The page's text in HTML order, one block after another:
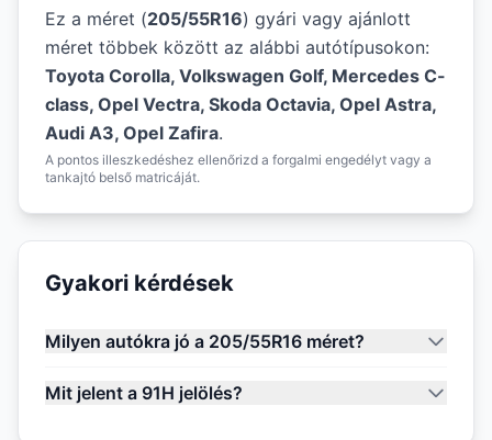
Ez a méret (205/55R16) gyári vagy ajánlott
méret többek között az alábbi autótípusokon:
Toyota Corolla, Volkswagen Golf, Mercedes C-
class, Opel Vectra, Skoda Octavia, Opel Astra,
Audi A3, Opel Zafira.
A pontos illeszkedéshez ellenőrizd a forgalmi engedélyt vagy a
tankajtó belső matricáját.
Gyakori kérdések
Milyen autókra jó a 205/55R16 méret?
Mit jelent a 91H jelölés?